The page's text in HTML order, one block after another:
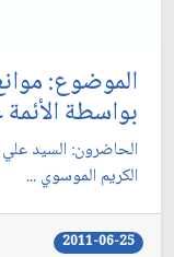
الموضوع:
بواسطة الأئمة
الحاضرون: السيد
الكريم الموسوي ...
2011-06-25